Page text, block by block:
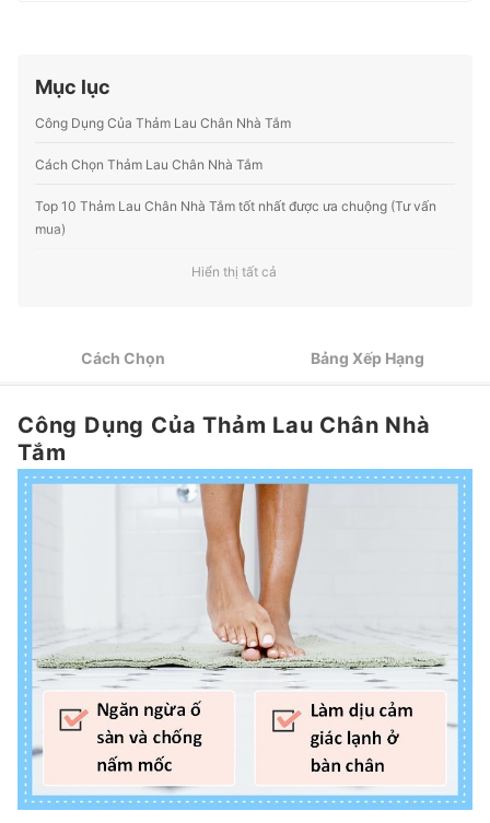
Profile của Ban biên tập mybest
Mục lục
Công Dụng Của Thảm Lau Chân Nhà Tắm
Cách Chọn Thảm Lau Chân Nhà Tắm
Top 10 Thảm Lau Chân Nhà Tắm tốt nhất được ưa chuộng (Tư vấn
mua)
Trang Bị Đầy Đủ Cho Phòng Tắm Của Mình
Hiển thị tất cả
Cách Chọn Bảng Xếp Hạng
Công Dụng Của Thảm Lau Chân Nhà
Tắm